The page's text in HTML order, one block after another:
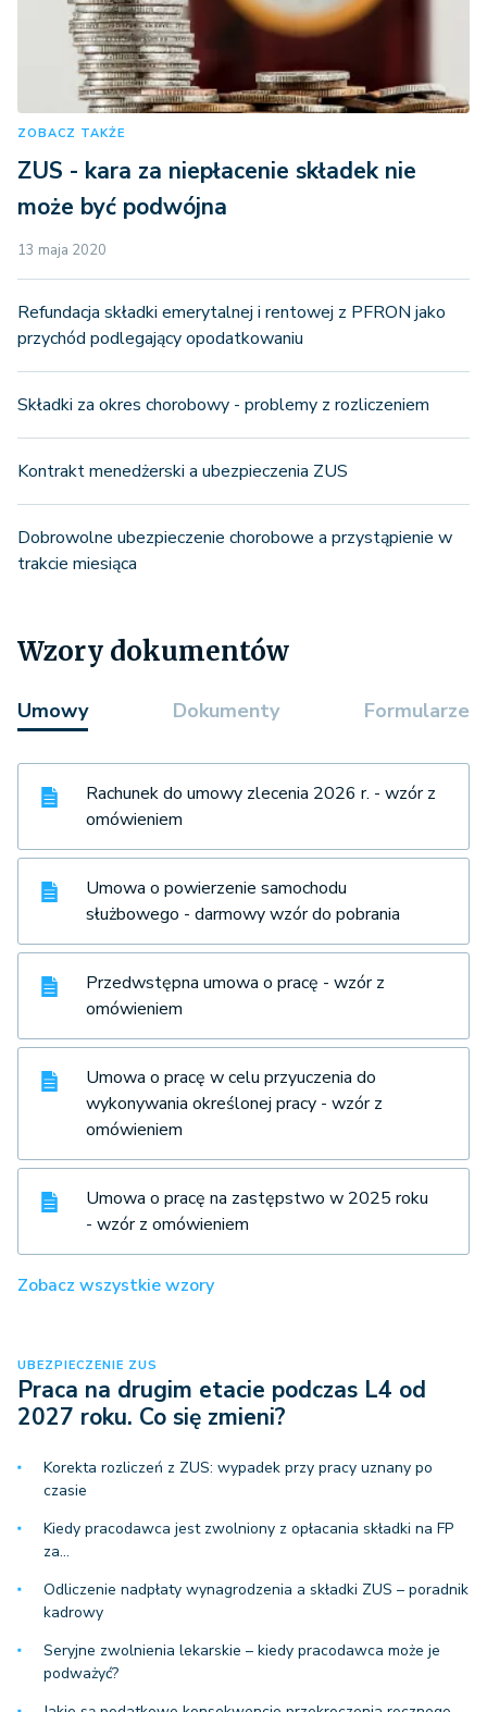
ZOBACZ TAKŻE
ZUS - kara za niepłacenie składek nie
może być podwójna
13 maja 2020
Refundacja składki emerytalnej i rentowej z PFRON jako
przychód podlegający opodatkowaniu
Składki za okres chorobowy - problemy z rozliczeniem
Kontrakt menedżerski a ubezpieczenia ZUS
Dobrowolne ubezpieczenie chorobowe a przystąpienie w
trakcie miesiąca
Wzory dokumentów
Umowy Dokumenty Formularze
Rachunek do umowy zlecenia 2026 r. - wzór z
omówieniem
Umowa o powierzenie samochodu
służbowego - darmowy wzór do pobrania
Przedwstępna umowa o pracę - wzór z
omówieniem
Umowa o pracę w celu przyuczenia do
wykonywania określonej pracy - wzór z
omówieniem
Umowa o pracę na zastępstwo w 2025 roku
- wzór z omówieniem
Zobacz wszystkie wzory
UBEZPIECZENIE ZUS
Praca na drugim etacie podczas L4 od
2027 roku. Co się zmieni?
Korekta rozliczeń z ZUS: wypadek przy pracy uznany po
czasie
Kiedy pracodawca jest zwolniony z opłacania składki na FP
za…
Odliczenie nadpłaty wynagrodzenia a składki ZUS – poradnik
kadrowy
Seryjne zwolnienia lekarskie – kiedy pracodawca może je
podważyć?